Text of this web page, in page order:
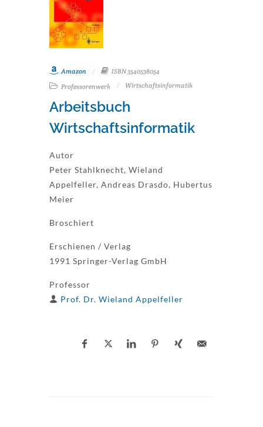
Amazon
ISBN 3540538054
Professorenwerk
Wirtschaftsinformatik
Arbeitsbuch
Wirtschaftsinformatik
Autor
Peter Stahlknecht, Wieland
Appelfeller, Andreas Drasdo, Hubertus
Meier
Broschiert
Erschienen / Verlag
1991 Springer-Verlag GmbH
Professor
Prof. Dr. Wieland Appelfeller